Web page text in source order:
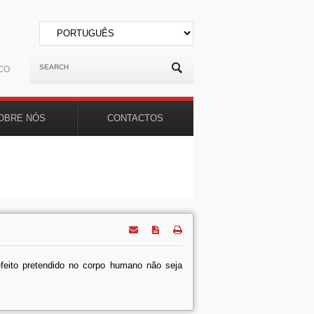
NÓS CONTACTOS
pretendido no corpo humano não seja